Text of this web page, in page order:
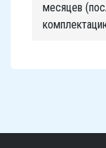
месяцев